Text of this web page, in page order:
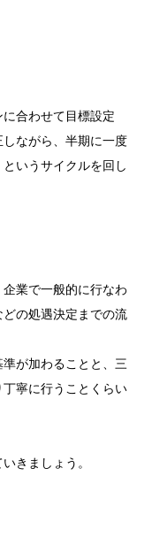
合わせて目標設定
ながら、半期に一度
いうサイクルを回し
業で一般的に行なわ
の処遇決定までの流
が加わることと、三
寧に行うことくらい
きましょう。